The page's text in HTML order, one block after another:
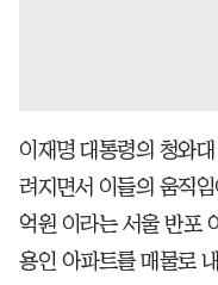
이재명 대통령의 청와
려지면서 이들의 움직
억원 이라는 서울 반포
용인 아파트를 매물로